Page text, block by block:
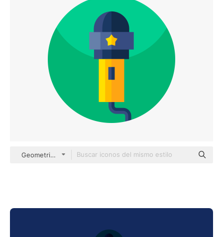
Geometric Flat Circular Flat